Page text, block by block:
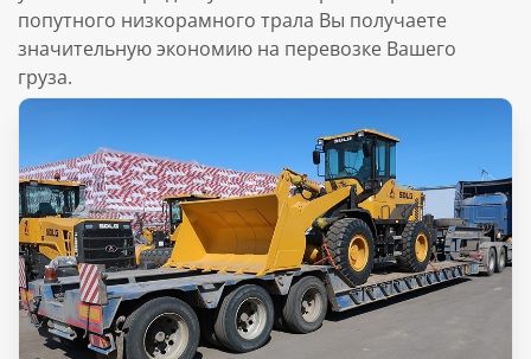
попутного низкорамного трала Вы получаете
значительную экономию на перевозке Вашего
груза.